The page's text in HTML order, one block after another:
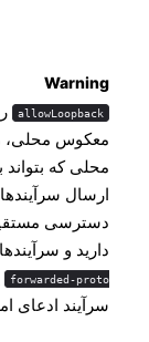
Warning
allowLoopback
معکوس محلی،
ارسال
دارید و
forwarded-proto
سرآیند ادعای